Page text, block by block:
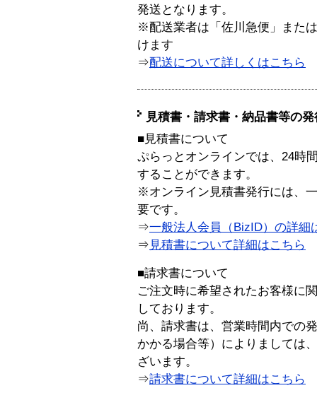
発送となります。
※配送業者は「佐川急便」また
けます
⇒配送について詳しくはこちら
見積書・請求書・納品書等の
■見積書について
ぷらっとオンラインでは、24時
することができます。
※オンライン見積書発行には、
要です。
⇒一般法人会員（BizID）の詳細
⇒ 見積書について詳細はこちら
■請求書について
ご注文時に希望されたお客様に
しております。
尚、請求書は、営業時間内での
かかる場合等）によりましては
ざいます。
⇒請求書について詳細はこちら